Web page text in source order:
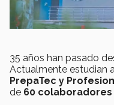
35 años han pasado
Actualmente estudian
PrepaTec y
de 60